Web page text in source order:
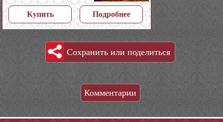
Купить Подробнее
Сохранить или поделиться
Комментарии